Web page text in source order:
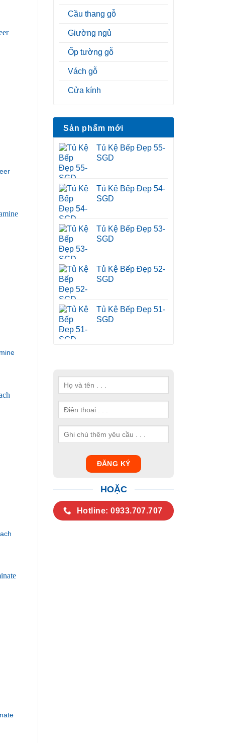
Cầu thang gỗ
Giường ngủ
Ốp tường gỗ
Vách gỗ
Cửa kính
Sản phẩm mới
Tủ Kệ Bếp Đẹp 55-
SGD
Tủ Kệ Bếp Đẹp 54-
SGD
Tủ Kệ Bếp Đẹp 53-
SGD
Tủ Kệ Bếp Đẹp 52-
SGD
Tủ Kệ Bếp Đẹp 51-
SGD
HOẶC
Hotline: 0933.707.707